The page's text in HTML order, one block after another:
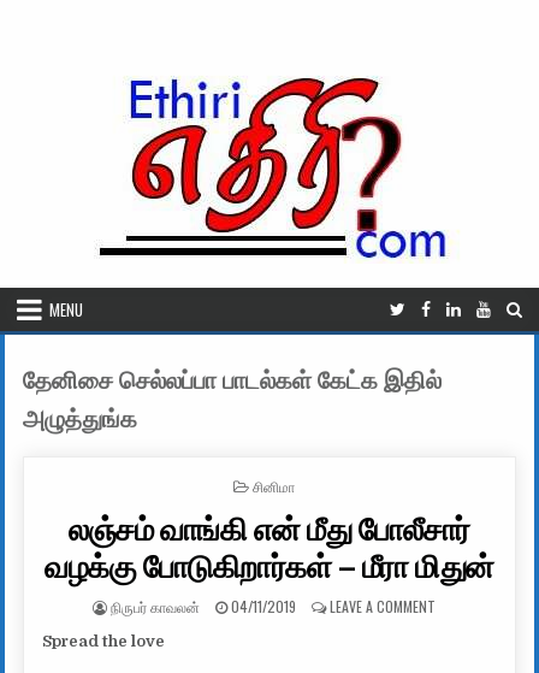
MENU
தேனிசை செல்லப்பா பாடல்கள் கேட்க இதில்
அழுத்துங்க
POSTED IN
சினிமா
லஞ்சம் வாங்கி என் மீது போலீசார்
வழக்கு போடுகிறார்கள் – மீரா மிதுன்
AUTHOR:
நிருபர் காவலன் PUBLISHED DATE:
04/11/2019 LEAVE A COMMENTON லஞ்சம்
Spread the love